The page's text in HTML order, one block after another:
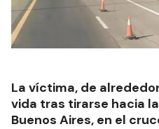
La víctima, de
vida tras tirarse hacia
Buenos Aires, en el